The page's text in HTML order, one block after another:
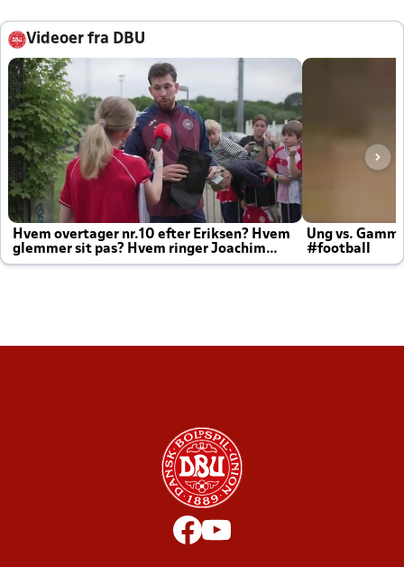
Videoer fra DBU
Hvem overtager nr.10 efter Eriksen? Hvem
glemmer sit pas? Hvem ringer Joachim
altid til efter kampe?
Ung vs.
#football